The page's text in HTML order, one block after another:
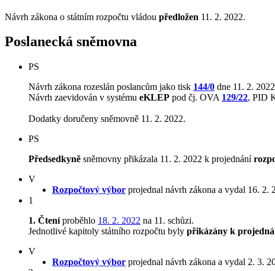
Návrh zákona o státním rozpočtu vládou předložen 11. 2. 2022.
Poslanecká sněmovna
PS
Návrh zákona rozeslán poslancům jako tisk 144/0 dne 11. 2.
Návrh zaevidován v systému eKLEP pod čj. OVA 129/22, PID
Dodatky doručeny sněmovně 11. 2. 2022.
PS
Předsedkyně sněmovny přikázala 11. 2. 2022 k projednání
V
Rozpočtový výbor projednal návrh zákona a vydal 16. 2.
1
1. Čteníproběhlo 18. 2. 2022 na 11. schůzi.
Jednotlivé kapitoly státního rozpočtu byly přikázány k
V
Rozpočtový výbor projednal návrh zákona a vydal 2. 3.